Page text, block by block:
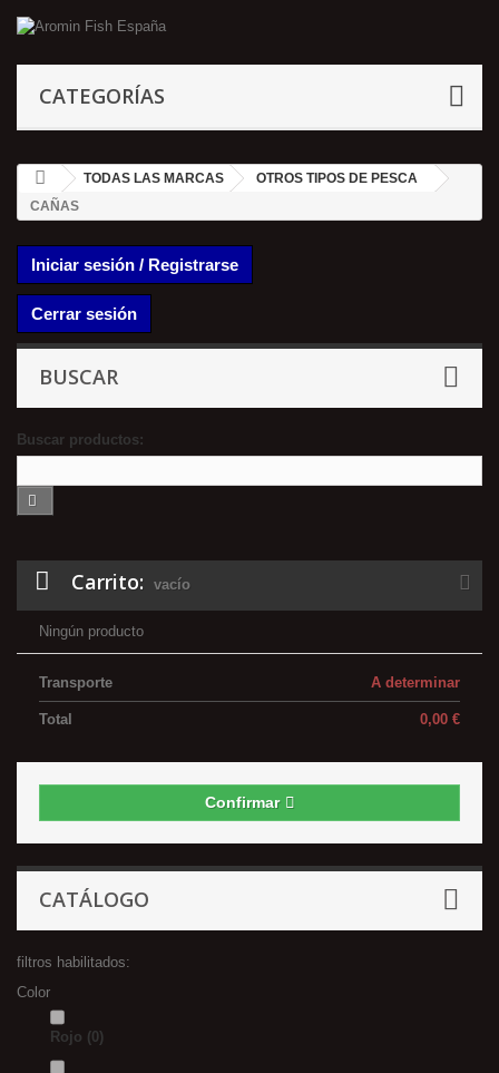
CATEGORÍAS
TODAS LAS MARCAS
OTROS TIPOS DE PESCA
CAÑAS
Iniciar sesión / Registrarse
Cerrar sesión
BUSCAR
Buscar productos:
Carrito: vacío
Ningún producto
A determinar
Transporte
0,00 €
Total
Confirmar
CATÁLOGO
filtros habilitados:
Color
Rojo (0)